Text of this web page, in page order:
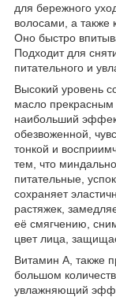
для бережного
волосами, а также
Оно быстро
Подходит для
питательного и
Высокий уровень
масло прекрасным
наибольший
обезвоженной,
тонкой и
тем, что
питательные,
сохраняет
растяжек,
её смягчению,
цвет лица,
Витамин A, также
большом
увлажняющий